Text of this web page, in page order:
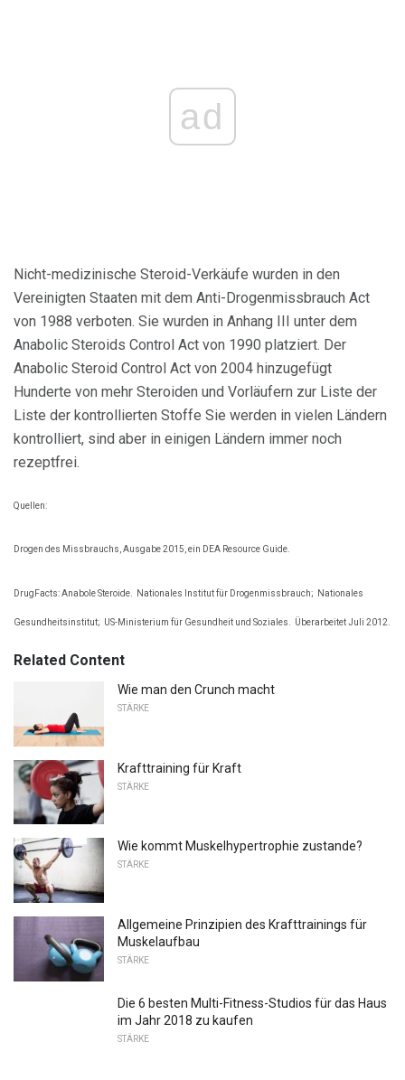
ad
Nicht-medizinische Steroid-Verkäufe wurden in den
Vereinigten Staaten mit dem Anti-Drogenmissbrauch Act
von 1988 verboten. Sie wurden in Anhang III unter dem
Anabolic Steroids Control Act von 1990 platziert. Der
Anabolic Steroid Control Act von 2004 hinzugefügt
Hunderte von mehr Steroiden und Vorläufern zur Liste der
Liste der kontrollierten Stoffe Sie werden in vielen Ländern
kontrolliert, sind aber in einigen Ländern immer noch
rezeptfrei.
Quellen:
Drogen des Missbrauchs, Ausgabe 2015, ein DEA Resource Guide.
DrugFacts: Anabole Steroide. Nationales Institut für Drogenmissbrauch; Nationales
Gesundheitsinstitut; US-Ministerium für Gesundheit und Soziales. Überarbeitet Juli 2012.
Related Content
Wie man den Crunch macht
STÄRKE
Krafttraining für Kraft
STÄRKE
Wie kommt Muskelhypertrophie zustande?
STÄRKE
Allgemeine Prinzipien des Krafttrainings für
Muskelaufbau
STÄRKE
Die 6 besten Multi-Fitness-Studios für das Haus
im Jahr 2018 zu kaufen
STÄRKE